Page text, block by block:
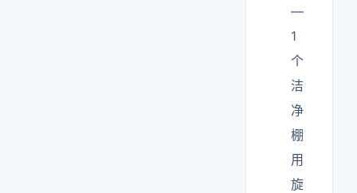
—
1
个
洁
净
棚
用
旋